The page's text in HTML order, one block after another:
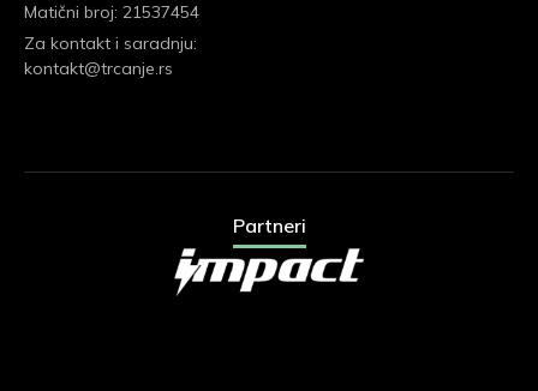
Matični broj: 21537454
Za kontakt i saradnju:
kontakt@trcanje.rs
Partneri